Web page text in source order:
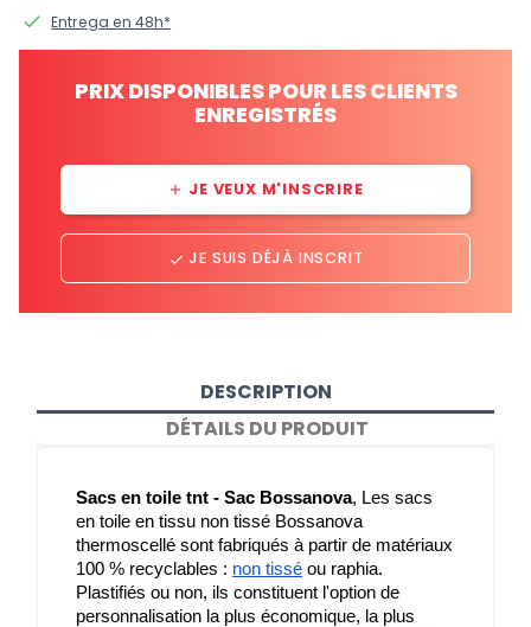
done Entrega en 48h*
PRIX DISPONIBLES POUR LES CLIENTS
ENREGISTRÉS
add JE VEUX M'INSCRIRE
done JE SUIS DÉJÀ INSCRIT
DESCRIPTION
DÉTAILS DU PRODUIT
Sacs en toile tnt - Sac Bossanova, Les sacs
en toile en tissu non tissé Bossanova
thermoscellé sont fabriqués à partir de matériaux
100 % recyclables : non tissé ou raphia.
Plastifiés ou non, ils constituent l'option de
personnalisation la plus économique, la plus